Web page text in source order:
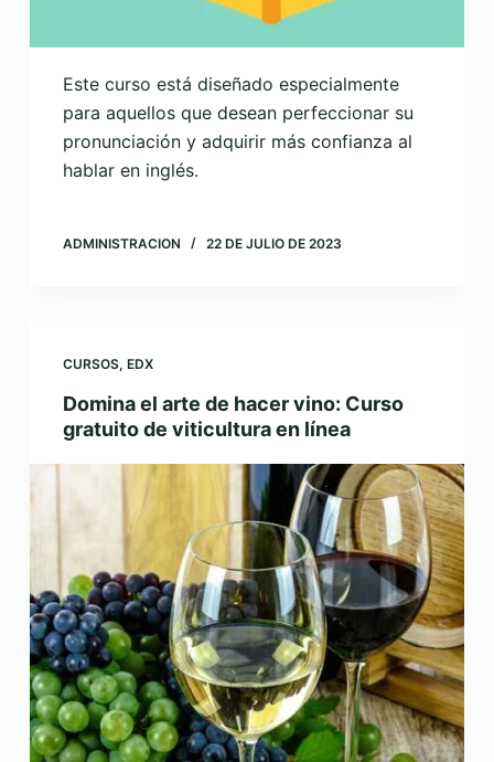
Este curso está diseñado especialmente
para aquellos que desean perfeccionar su
pronunciación y adquirir más confianza al
hablar en inglés.
ADMINISTRACION 22 DE JULIO DE 2023
CURSOS, EDX
Domina el arte de hacer vino: Curso
gratuito de viticultura en línea